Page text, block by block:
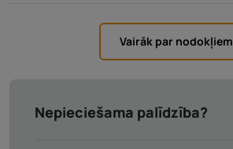
Vairāk par nodokļiem
Nepieciešama palīdzība?